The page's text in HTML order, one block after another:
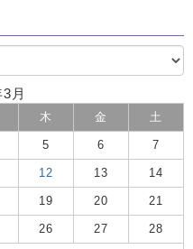
月
木 金 土
5 6 7
12 13 14
19 20 21
26 27 28